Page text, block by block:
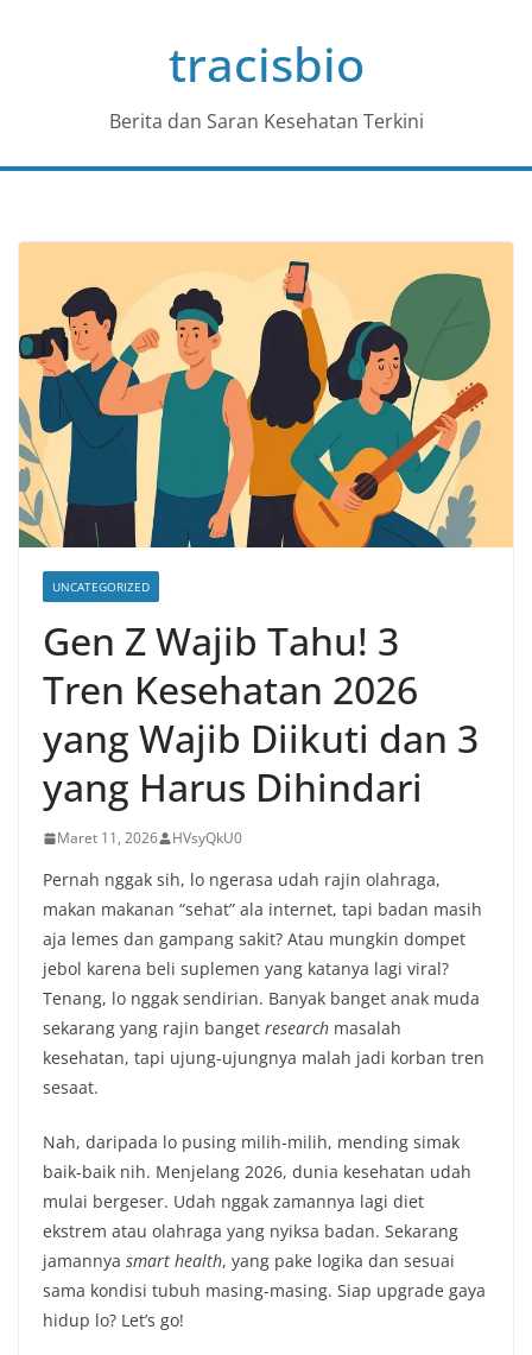
tracisbio
Berita dan Saran Kesehatan Terkini
UNCATEGORIZED
Gen Z Wajib Tahu! 3
Tren Kesehatan 2026
yang Wajib Diikuti dan 3
yang Harus Dihindari
Maret 11, 2026 HVsyQkU0
Pernah nggak sih, lo ngerasa udah rajin olahraga,
makan makanan “sehat” ala internet, tapi badan masih
aja lemes dan gampang sakit? Atau mungkin dompet
jebol karena beli suplemen yang katanya lagi viral?
Tenang, lo nggak sendirian. Banyak banget anak muda
sekarang yang rajin banget research masalah
kesehatan, tapi ujung-ujungnya malah jadi korban tren
sesaat.
Nah, daripada lo pusing milih-milih, mending simak
baik-baik nih. Menjelang 2026, dunia kesehatan udah
mulai bergeser. Udah nggak zamannya lagi diet
ekstrem atau olahraga yang nyiksa badan. Sekarang
jamannya smart health, yang pake logika dan sesuai
sama kondisi tubuh masing-masing. Siap upgrade gaya
hidup lo? Let’s go!